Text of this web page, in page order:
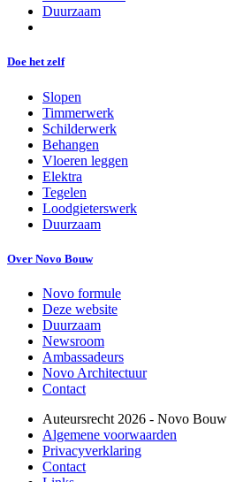
Duurzaam
Doe het zelf
Slopen
Timmerwerk
Schilderwerk
Behangen
Vloeren leggen
Elektra
Tegelen
Loodgieterswerk
Duurzaam
Over Novo Bouw
Novo formule
Deze website
Duurzaam
Newsroom
Ambassadeurs
Novo Architectuur
Contact
Auteursrecht 2026 - Novo Bouw
Algemene voorwaarden
Privacyverklaring
Contact